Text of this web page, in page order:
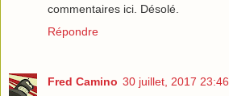
commentaires ici. Désolé.
Répondre
Fred Camino 30 juillet, 2017 23:46